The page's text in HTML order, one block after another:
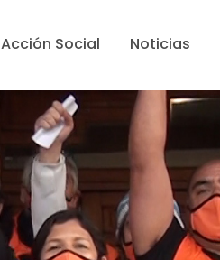
Acción Social Noticias